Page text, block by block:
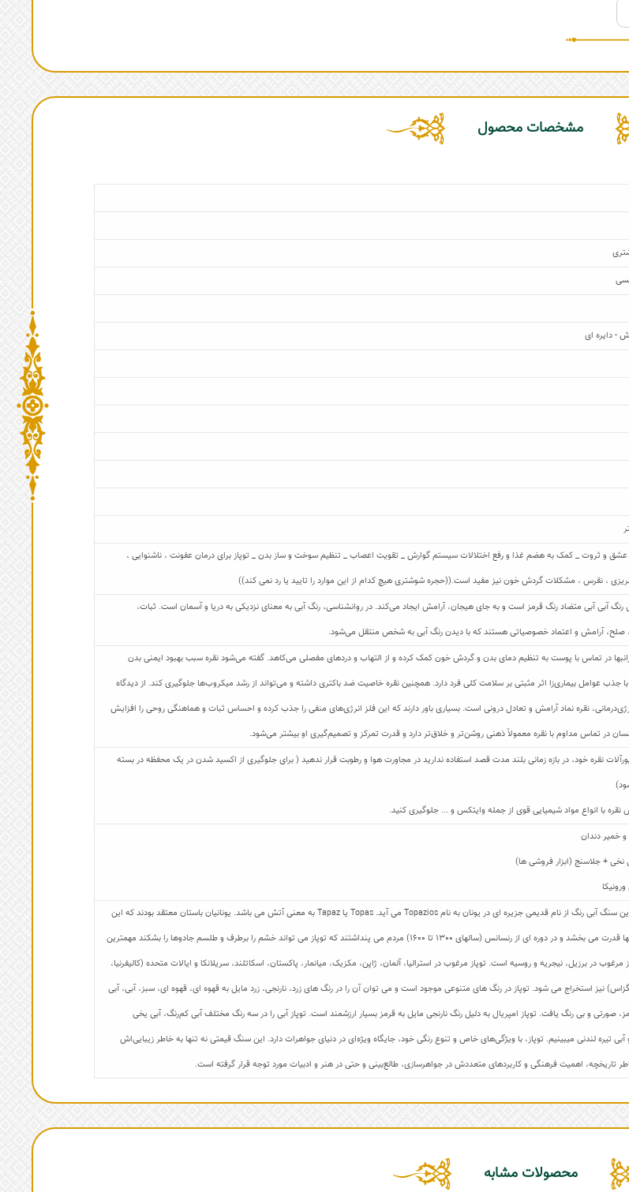
مشخصات محصول
- دایره ای
و ثروت _ کمک به هضم غذا و رفع اختلالات سیستم گوارش _ تقویت اعصاب _ تنظیم سوخت و ساز بدن _ توپاز برای درمان عفونت ، ناشنوایی ،
، نقرس ، مشکلات گردش خون نیز مفید است.((حجره شوشتری هیچ کدام از این موارد را تایید یا رد نمی کند))
رنگ آبی آبی متضاد رنگ قرمز است و به جای هیجان، آرامش ایجاد می‌کند. در روانشناسی، رنگ آبی به معنای نزدیکی به دریا و آسمان است. ثبات،
صلح، آرامش و اعتماد خصوصیاتی هستند که با دیدن رنگ آبی به شخص منتقل می‌‌شود.
در تماس با پوست به تنظیم دمای بدن و گردش خون کمک کرده و از التهاب و دردهای مفصلی می‌کاهد. گفته می‌شود نقره سبب بهبود ایمنی بدن
جذب عوامل بیماری‌زا اثر مثبتی بر سلامت کلی فرد دارد. همچنین نقره خاصیت ضد باکتری داشته و می‌تواند از رشد میکروب‌ها جلوگیری کند. از دیدگاه
نقره نماد آرامش و تعادل درونی است. بسیاری باور دارند که این فلز انرژی‌های منفی را جذب کرده و احساس ثبات و هماهنگی روحی را افزایش
در تماس مداوم با نقره معمولاً ذهنی روشن‌تر و خلاق‌تر دارد و قدرت تمرکز و تصمیم‌گیری او بیشتر می‌شود.
نقره خود، در بازه زمانی بلند مدت قصد استفاده ندارید در مجاورت هوا و رطوبت قرار ندهید ( برای جلوگیری از اکسید شدن در یک محفظه در بسته
🟦توپاز : این سنگ آبی رنگ از نام قدیمی جزیره ای در یونان به نام Topazios می آید. Topas یا Tapaz به معنی آتش می باشد. یونانیان باستان معتقد بودند که این
سنگ به آنها قدرت می بخشد و در دوره ای از رنسانس (سالهای 1300 تا 1600) مردم می پنداشتند که توپاز می تواند خشم را برطرف و طلسم جادوها را بشکند مهمترین
مرغوب در برزیل، نیجریه و روسیه است. توپاز مرغوب در استرالیا، آلمان، ژاپن، مکزیک، میانمار، پاکستان، اسکاتلند، سریلانکا و ایالات متحده (کالیفرنیا،
نیز استخراج می شود. توپاز در رنگ های متنوعی موجود است و می توان آن را در رنگ های زرد، نارنجی، زرد مایل به قهوه ای، قهوه ای، سبز، آبی، آبی
صورتی و بی رنگ یافت. توپاز امپریال به دلیل رنگ نارنجی مایل به قرمز بسیار ارزشمند است. توپاز آبی را در سه رنگ مختلف آبی کم‌رنگ، آبی یخی
تیره لندنی میبینیم. توپاز، با ویژگی‌های خاص و تنوع رنگی خود، جایگاه ویژه‌ای در دنیای جواهرات دارد. این سنگ قیمتی نه تنها به خاطر زیبایی‌اش
تاریخچه، اهمیت فرهنگی و کاربردهای متعددش در جواهرسازی، طالع‌بینی و حتی در هنر و ادبیات مورد توجه قرار گرفته است.
محصولات مشابه